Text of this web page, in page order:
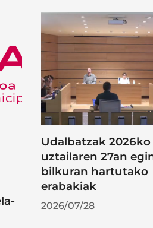
Udalbatzak 2026ko
uztailaren 27an
bilkuran hartutako
erabakiak
2026/07/28